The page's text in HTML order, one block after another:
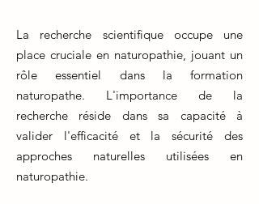
La recherche scientifique occupe une
place cruciale en naturopathie, jouant un
rôle essentiel dans la formation
naturopathe. L'importance de la
recherche réside dans sa capacité à
valider l'efficacité et la sécurité des
approches naturelles utilisées en
naturopathie.